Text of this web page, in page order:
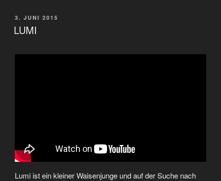
VERÖFFENTLICHT
AM
3. JUNI 2015
LUMI
Lumi ist ein kleiner Waisenjunge und auf der Suche nach